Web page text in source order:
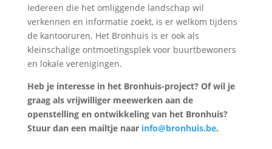
Iedereen die het omliggende landschap wil
verkennen en informatie zoekt, is er welkom tijdens
de kantooruren. Het Bronhuis is er ook als
kleinschalige ontmoetingsplek voor buurtbewoners
en lokale verenigingen.
Heb je interesse in het Bronhuis-project? Of wil je
graag als vrijwilliger meewerken aan de
openstelling en ontwikkeling van het Bronhuis?
Stuur dan een mailtje naar info@bronhuis.be.